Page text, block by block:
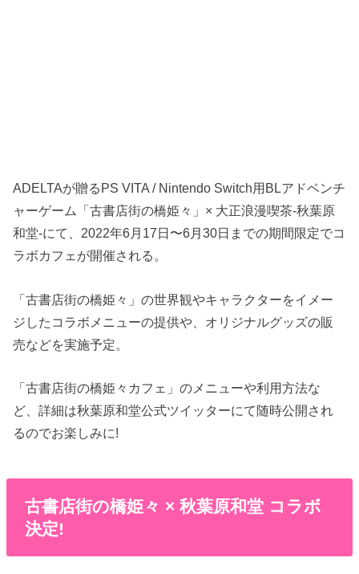
ADELTAが贈るPS VITA / Nintendo Switch用BLアドベンチ
ャーゲーム「古書店街の橋姫々」× 大正浪漫喫茶-秋葉原
和堂-にて、2022年6月17日〜6月30日までの期間限定でコ
ラボカフェが開催される。
「古書店街の橋姫々」の世界観やキャラクターをイメー
ジしたコラボメニューの提供や、オリジナルグッズの販
売などを実施予定。
「古書店街の橋姫々カフェ」のメニューや利用方法な
ど、詳細は秋葉原和堂公式ツイッターにて随時公開され
るのでお楽しみに!
古書店街の橋姫々 × 秋葉原和堂 コラボ
決定!